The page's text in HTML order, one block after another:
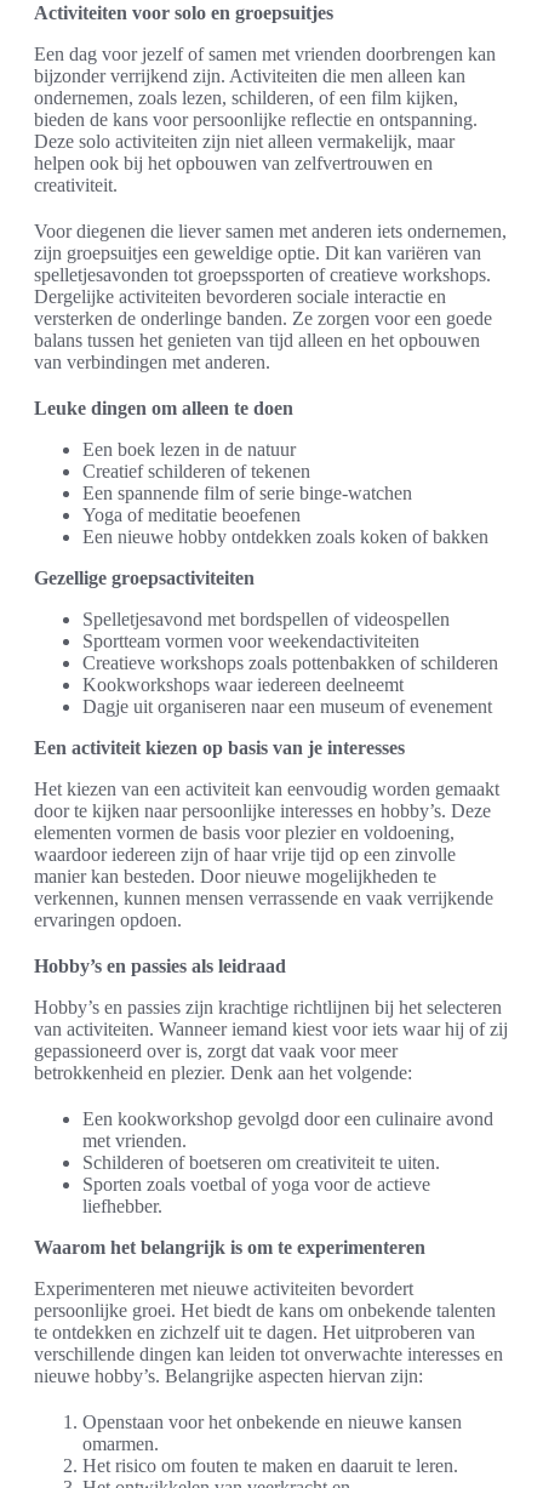
Activiteiten voor solo en groepsuitjes
Een dag voor jezelf of samen met vrienden doorbrengen kan
bijzonder verrijkend zijn. Activiteiten die men alleen kan
ondernemen, zoals lezen, schilderen, of een film kijken,
bieden de kans voor persoonlijke reflectie en ontspanning.
Deze solo activiteiten zijn niet alleen vermakelijk, maar
helpen ook bij het opbouwen van zelfvertrouwen en
creativiteit.
Voor diegenen die liever samen met anderen iets ondernemen,
zijn groepsuitjes een geweldige optie. Dit kan variëren van
spelletjesavonden tot groepssporten of creatieve workshops.
Dergelijke activiteiten bevorderen sociale interactie en
versterken de onderlinge banden. Ze zorgen voor een goede
balans tussen het genieten van tijd alleen en het opbouwen
van verbindingen met anderen.
Leuke dingen om alleen te doen
Een boek lezen in de natuur
Creatief schilderen of tekenen
Een spannende film of serie binge-watchen
Yoga of meditatie beoefenen
Een nieuwe hobby ontdekken zoals koken of bakken
Gezellige groepsactiviteiten
Spelletjesavond met bordspellen of videospellen
Sportteam vormen voor weekendactiviteiten
Creatieve workshops zoals pottenbakken of schilderen
Kookworkshops waar iedereen deelneemt
Dagje uit organiseren naar een museum of evenement
Een activiteit kiezen op basis van je interesses
Het kiezen van een activiteit kan eenvoudig worden gemaakt
door te kijken naar persoonlijke interesses en hobby’s. Deze
elementen vormen de basis voor plezier en voldoening,
waardoor iedereen zijn of haar vrije tijd op een zinvolle
manier kan besteden. Door nieuwe mogelijkheden te
verkennen, kunnen mensen verrassende en vaak verrijkende
ervaringen opdoen.
Hobby’s en passies als leidraad
Hobby’s en passies zijn krachtige richtlijnen bij het selecteren
van activiteiten. Wanneer iemand kiest voor iets waar hij of zij
gepassioneerd over is, zorgt dat vaak voor meer
betrokkenheid en plezier. Denk aan het volgende:
Een kookworkshop gevolgd door een culinaire avond
met vrienden.
Schilderen of boetseren om creativiteit te uiten.
Sporten zoals voetbal of yoga voor de actieve
liefhebber.
Waarom het belangrijk is om te experimenteren
Experimenteren met nieuwe activiteiten bevordert
persoonlijke groei. Het biedt de kans om onbekende talenten
te ontdekken en zichzelf uit te dagen. Het uitproberen van
verschillende dingen kan leiden tot onverwachte interesses en
nieuwe hobby’s. Belangrijke aspecten hiervan zijn:
Openstaan voor het onbekende en nieuwe kansen
omarmen.
Het risico om fouten te maken en daaruit te leren.